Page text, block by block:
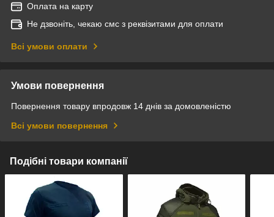
Оплата на карту
Не дзвоніть, чекаю смс з реквізитами для оплати
Всі умови оплати
Умови повернення
Повернення товару впродовж 14 днів за домовленістю
Всі умови повернення
Подібні товари компанії